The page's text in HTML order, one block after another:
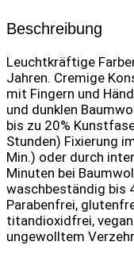
Beschreibung
Leuchtkräftige
Jahren. Cremige
mit Fingern und
und dunklen
bis zu 20%
Stunden) Fixierung
Min.) oder durch
Minuten bei
waschbeständig bis
Parabenfrei,
titandioxidfrei,
ungewolltem